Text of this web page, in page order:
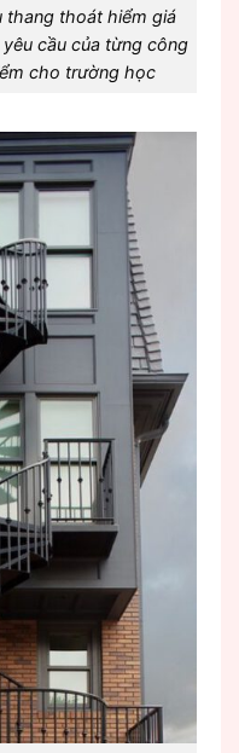
thang thoát hiểm giá
cầu của từng công
cho trường học